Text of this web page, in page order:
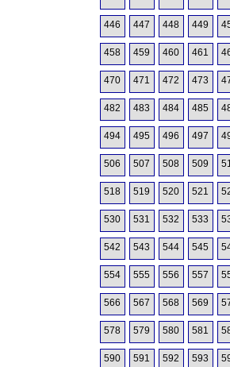
446 447 448 449
458 459 460 461
470 471 472 473
482 483 484 485
494 495 496 497
506 507 508 509
518 519 520 521
530 531 532 533
542 543 544 545
554 555 556 557
566 567 568 569
578 579 580 581
590 591 592 593